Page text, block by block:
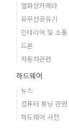
열화상카메라
유무선공유기
인테리어 및 소품
드론
자동차관련
하드웨어
뉴스
컴퓨터 튜닝 관련
하드웨어 사전